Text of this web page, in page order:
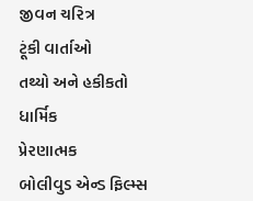
જીવન ચરિત્ર
ટૂંકી વાર્તાઓ
તથ્યો અને હકીકતો
ધાર્મિક
પ્રેરણાત્મક
બોલીવુડ એન્ડ ફિલ્મ્સ